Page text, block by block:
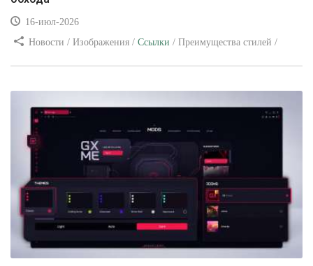
16-июл-2026
Новости / Изображения / Ссылки / Преимущества стилей /